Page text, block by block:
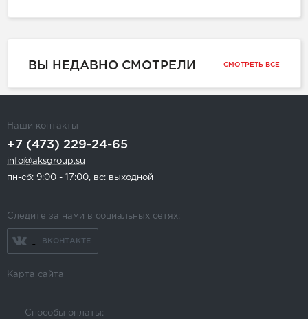
ВЫ НЕДАВНО СМОТРЕЛИ СМОТРЕТЬ ВСЕ
Наши контакты
+7 (473) 229-24-65
info@aksgroup.su
пн-сб: 9:00 - 17:00, вс: выходной
Следите за нами в социальных сетях:
ВКОНТАКТЕ
Карта сайта
Способы оплаты: